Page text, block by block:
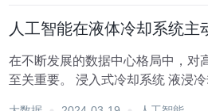
人工智能在液体冷却系统主
在不断发展的数据中心格局中，对
至关重要。 浸入式冷却系统 液浸